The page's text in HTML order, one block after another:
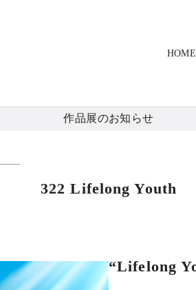
HOME
作品展のお知らせ
322 Lifelong Youth
“Lifelong